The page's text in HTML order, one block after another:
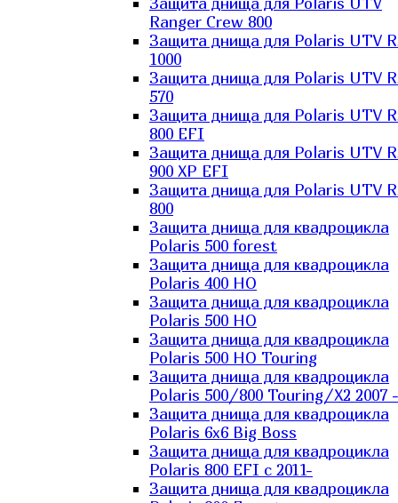
Ranger Сrew 800
Защита днища для Polaris UTV
1000
Защита днища для Polaris UTV
570
Защита днища для Polaris UTV
800 EFI
Защита днища для Polaris UTV
900 XP EFI
Защита днища для Polaris UTV
800
Защита днища для квадроцикла
Polaris 500 forest
Защита днища для квадроцикла
Polaris 400 HO
Защита днища для квадроцикла
Polaris 500 HO
Защита днища для квадроцикла
Polaris 500 HO Touring
Защита днища для квадроцикла
Polaris 500/800 Touring/X2 2007 -
Защита днища для квадроцикла
Polaris 6х6 Big Boss
Защита днища для квадроцикла
Polaris 800 EFI с 2011-
Защита днища для квадроцикла